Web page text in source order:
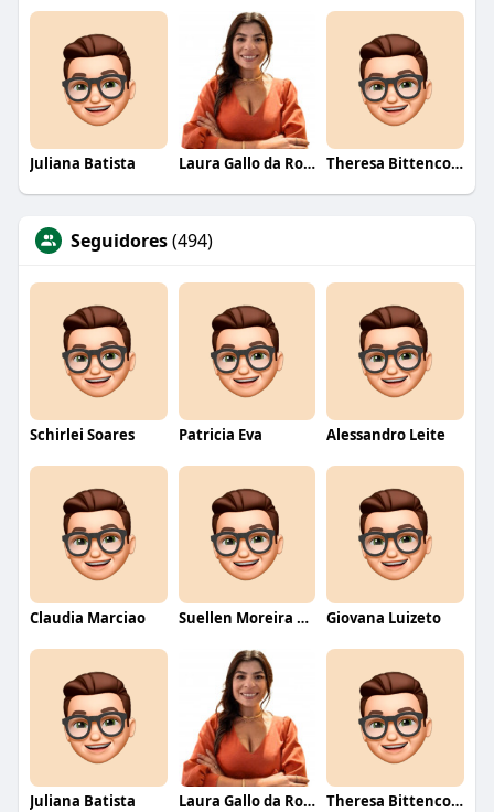
Juliana Batista Laura Gallo da Rosa Theresa Bittencourt
Seguidores(494)
Schirlei Soares Patricia Eva Alessandro Leite
Claudia Marciao Suellen Moreira Parente de Oliveira Giovana Luizeto
Juliana Batista Laura Gallo da Rosa Theresa Bittencourt